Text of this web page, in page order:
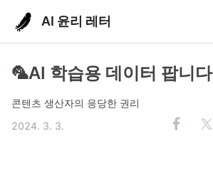
AI 윤리 레터
🦜AI 학습용 데이터 팝니다
콘텐츠 생산자의 응당한 권리
2024. 3. 3.